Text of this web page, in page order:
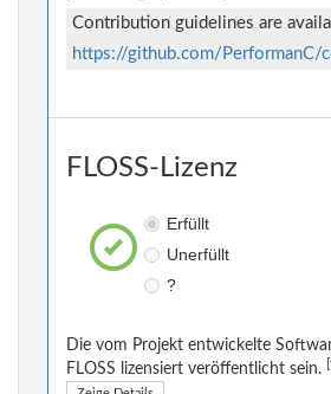
Contribution guidelines are
https://github.com/PerformanC/
FLOSS-Lizenz
Erfüllt
Unerfüllt
?
Die vom Projekt entwickelte
FLOSS lizensiert veröffentlicht sein.